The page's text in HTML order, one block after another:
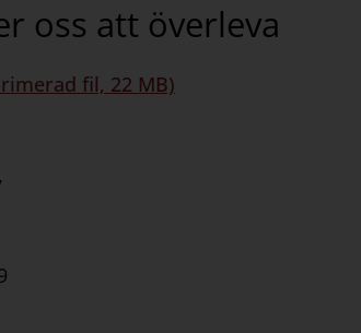
oss att överleva
fil, 22 MB)